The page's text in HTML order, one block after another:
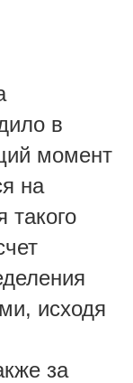
в
момент
на
такого
исходя
за